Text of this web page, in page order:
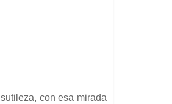
con esa mirada